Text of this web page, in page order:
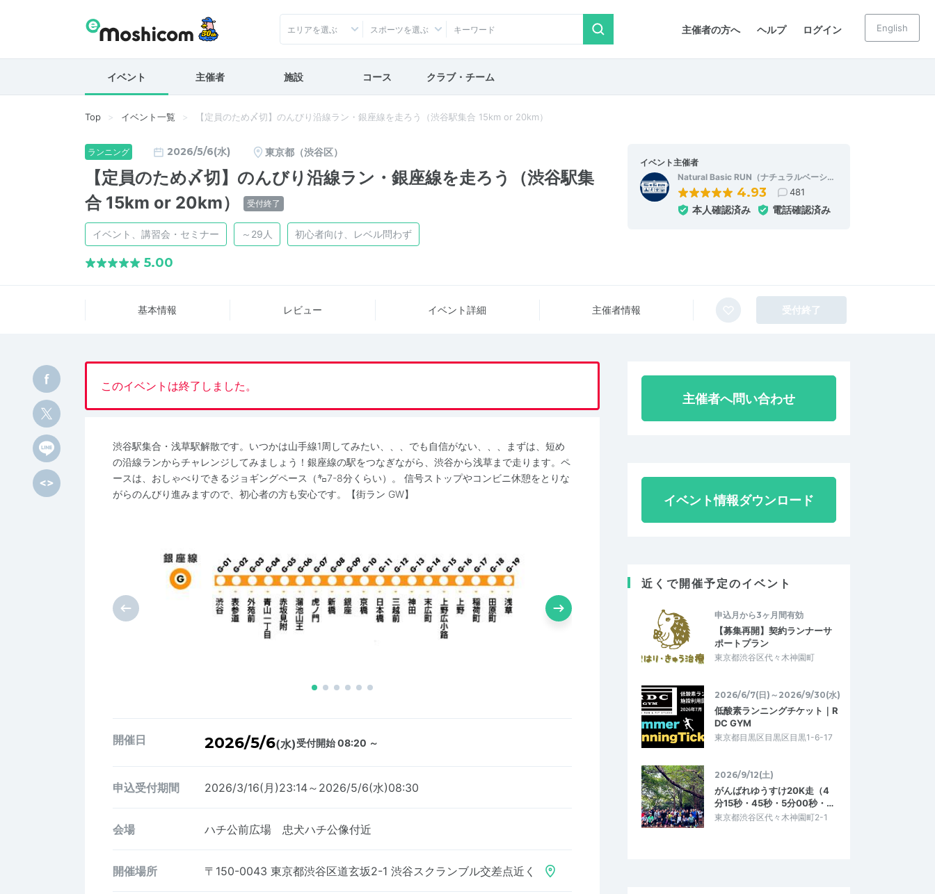
主催者の方へ ヘルプ ログイン
エリアを選ぶ スポーツを選ぶ English
イベント 主催者 施設 コース クラブ・チーム
Top イベント一覧 【定員のため〆切】のんびり沿線ラン・銀座線を走ろう（渋谷駅集合 15km or 20km）
ランニング 2026/5/6(水) 東京都（渋谷区）
【定員のため〆切】のんびり沿線ラン・銀座線を走ろう（渋谷駅集
合 15km or 20km）
受付終了
イベント、講習会・セミナー ～29人 初心者向け、レベル問わず
5.00
イベント主催者
Natural Basic RUN（ナチュラルベーシ…
4.93 481
本人確認済み 電話確認済み
基本情報 レビュー イベント詳細 主催者情報 受付終了
このイベントは終了しました。
渋谷駅集合・浅草駅解散です。いつかは山手線1周してみたい、、、でも自信がない、、、まずは、短め
の沿線ランからチャレンジしてみましょう！銀座線の駅をつなぎながら、渋谷から浅草まで走ります。ペ
ースは、おしゃべりできるジョギングペース（㌔7-8分くらい）。 信号ストップやコンビニ休憩をとりな
がらのんびり進みますので、初心者の方も安心です。【街ラン GW】
開催日 2026/5/6(水)受付開始 08:20 ～
申込受付期間 2026/3/16(月)23:14～2026/5/6(水)08:30
会場 ハチ公前広場 忠犬ハチ公像付近
開催場所 〒150-0043 東京都渋谷区道玄坂2-1 渋谷スクランブル交差点近く
主催者へ問い合わせ
イベント情報ダウンロード
近くで開催予定のイベント
申込月から3ヶ月間有効
【募集再開】契約ランナーサ
ポートプラン
東京都渋谷区代々木神園町
2026/6/7(日)～2026/9/30(水)
低酸素ランニングチケット｜R
DC GYM
東京都目黒区目黒区目黒1-6-17
2026/9/12(土)
がんばれゆうすけ20K走（4
分15秒・45秒・5分00秒・…
東京都渋谷区代々木神園町2-1